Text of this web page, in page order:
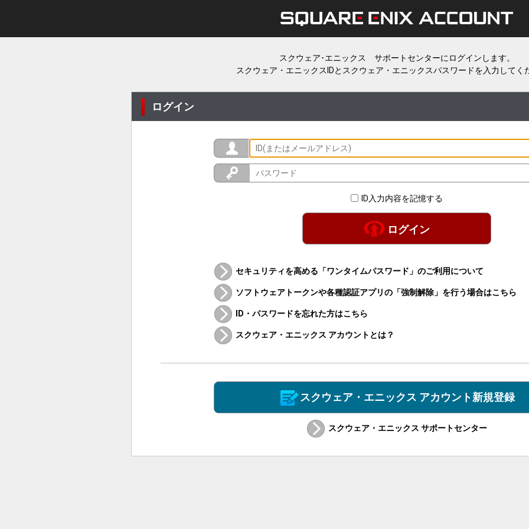
スクウェア･エニックス サポートセンターにログインします。
スクウェア・エニックスIDとスクウェア・エニックスパスワードを入力してく
ログイン
ID入力内容を記憶する
ログイン
セキュリティを高める「ワンタイムパスワード」のご利用について
ソフトウェアトークンや各種認証アプリの「強制解除」を行う場合はこちら
ID・パスワードを忘れた方はこちら
スクウェア・エニックス アカウントとは？
スクウェア・エニックス アカウント新規登録
スクウェア・エニックス サポートセンター